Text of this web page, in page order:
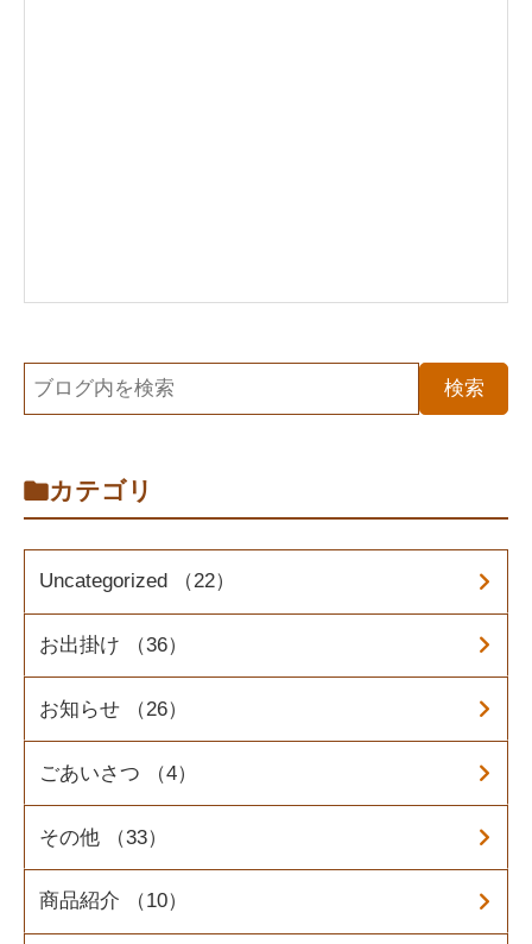
カテゴリ
Uncategorized （22）
お出掛け （36）
お知らせ （26）
ごあいさつ （4）
その他 （33）
商品紹介 （10）